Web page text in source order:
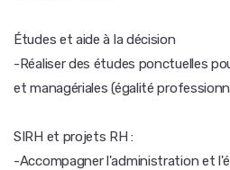
Études et aide à la décision
-Réaliser des études ponctuelles
et managériales (égalité
SIRH et projets RH :
-Accompagner l'administration et